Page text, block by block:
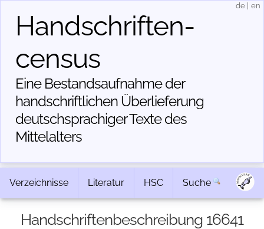
Handschriften­
census
Eine Bestandsaufnahme der
handschriftlichen Über­lieferung
deutschsprachiger Texte des
Mittelalters
de en
Verzeichnisse Literatur HSC Suche
Handschriftenbeschreibung 16641